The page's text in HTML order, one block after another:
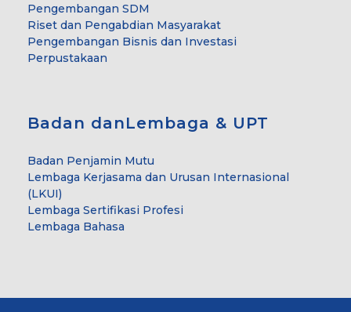
Pengembangan SDM
Riset dan Pengabdian Masyarakat
Pengembangan Bisnis dan Investasi
Perpustakaan
Badan danLembaga & UPT
Badan Penjamin Mutu
Lembaga Kerjasama dan Urusan Internasional
(LKUI)
Lembaga Sertifikasi Profesi
Lembaga Bahasa